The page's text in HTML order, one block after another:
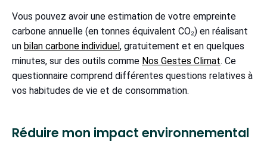
Vous pouvez avoir une estimation de votre empreinte
carbone annuelle (en tonnes équivalent CO₂) en réalisant
un bilan carbone individuel, gratuitement et en quelques
minutes, sur des outils comme Nos Gestes Climat. Ce
questionnaire comprend différentes questions relatives à
vos habitudes de vie et de consommation.
Réduire mon impact environnemental